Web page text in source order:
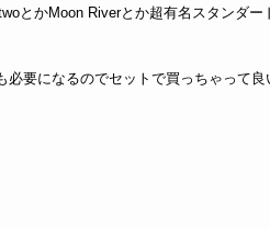
とかMoon Riverとか超有名スタンダー
要になるのでセットで買っちゃって